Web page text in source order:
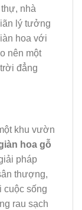
nhà
lý tưởng
hoa với
nên một
đẳng
khu vườn
hoa gỗ
pháp
thượng,
cuộc sống
rau sạch